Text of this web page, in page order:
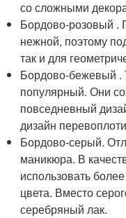
со сложными
Бордово-розовый .
нежной, поэтому
так и для
Бордово-бежевый .
популярный. Они
повседневный
дизайн
Бордово-серый.
маникюра. В
использовать
цвета. Вместо
серебряный лак.